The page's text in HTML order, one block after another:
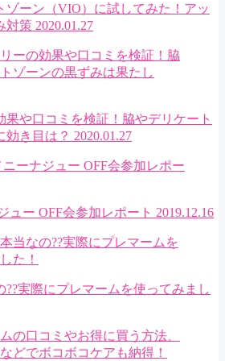
ゾーン（VIO）に試してみた！アッ
対策 2020.01.27
果や口コミを検証！脇やデリケート
効き目は？ 2020.01.27
ュー OFF会参加レポート 2019.12.16
??実際にプレマームを使ってみまし